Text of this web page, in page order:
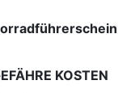
KOSTEN